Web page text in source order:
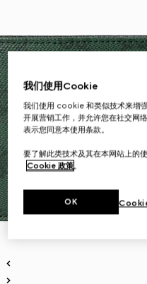
我们使用Cookie
我们使用 cookie 和类似技术来增
开展营销工作，并允许您在社交网
表示您同意本使用条款。
要了解此类技术及其在本网站上的
Cookie 政策。
OK